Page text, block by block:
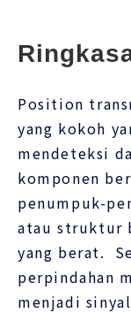
Position
yang kokoh
mendeteksi
komponen
penumpuk-
atau struktur
yang berat.
perpindahan
menjadi